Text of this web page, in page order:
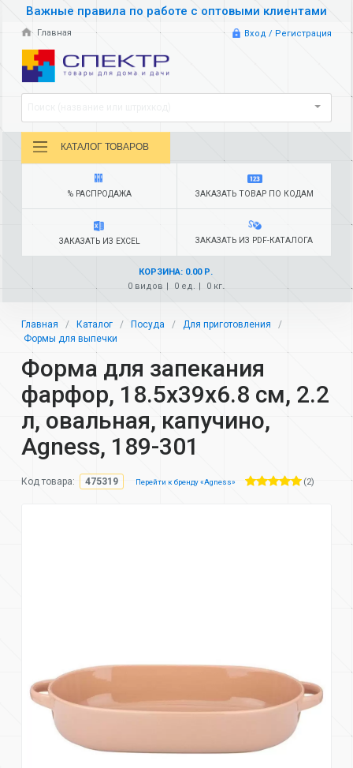
Важные правила по работе с оптовыми клиентами
Главная Вход / Регистрация
КАТАЛОГ ТОВАРОВ
% РАСПРОДАЖА ЗАКАЗАТЬ ТОВАР ПО КОДАМ
ЗАКАЗАТЬ ИЗ EXCEL ЗАКАЗАТЬ ИЗ PDF-КАТАЛОГА
КОРЗИНА: 0.00 Р.
0 видов
0 ед. 0 кг.
Главная Каталог Посуда
Для приготовления
Формы для выпечки
Форма для запекания
фарфор, 18.5х39х6.8 см, 2.2
л, овальная, капучино,
Agness, 189-301
Код товара: 475319 Перейти к бренду «Agness» (2)